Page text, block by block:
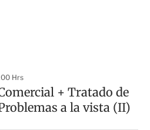
Hrs
+ Tratado de
a la vista (II)